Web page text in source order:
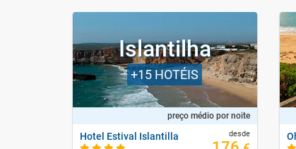
Islantilha
+15 HOTÉIS
preço médio por noite
Hotel Estival Islantilla desde